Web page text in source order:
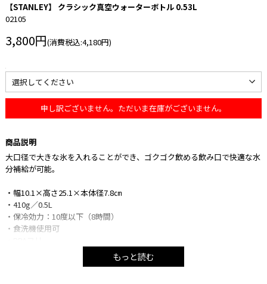
【STANLEY】 クラシック真空ウォーターボトル 0.53L
02105
3,800円(消費税込:4,180円)
申し訳ございません。ただいま在庫がございません。
商品説明
大口径で大きな氷を入れることができ、ゴクゴク飲める飲み口で快適な水
分補給が可能。
・幅10.1×高さ25.1×本体径7.8㎝
・410g／0.5L
・保冷効力：10度以下（8時間）
・食洗機使用可
もっと読む